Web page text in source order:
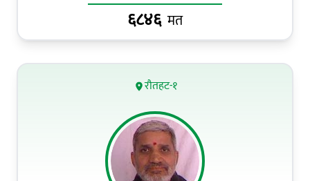
६८४६ मत
रौतहट-१